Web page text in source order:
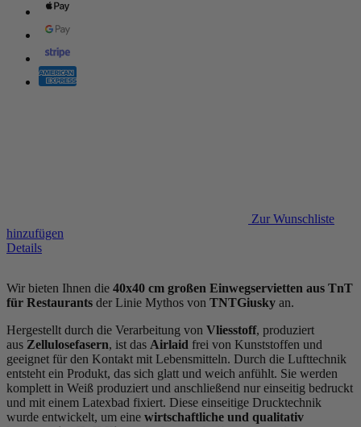
Zur Wunschliste
hinzufügen
Details
Wir bieten Ihnen die 40x40 cm großen Einwegservietten aus TnT
für Restaurants der Linie Mythos von TNTGiusky an.
Hergestellt durch die Verarbeitung von Vliesstoff, produziert
aus Zellulosefasern, ist das Airlaid frei von Kunststoffen und
geeignet für den Kontakt mit Lebensmitteln. Durch die Lufttechnik
entsteht ein Produkt, das sich glatt und weich anfühlt. Sie werden
komplett in Weiß produziert und anschließend nur einseitig bedruckt
und mit einem Latexbad fixiert. Diese einseitige Drucktechnik
wurde entwickelt, um eine wirtschaftliche und qualitativ